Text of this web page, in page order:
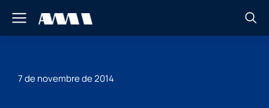
7 de novembre de 2014